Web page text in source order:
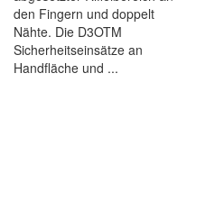
den Fingern und doppelt
Nähte. Die D3OTM
Sicherheitseinsätze an
Handfläche und ...